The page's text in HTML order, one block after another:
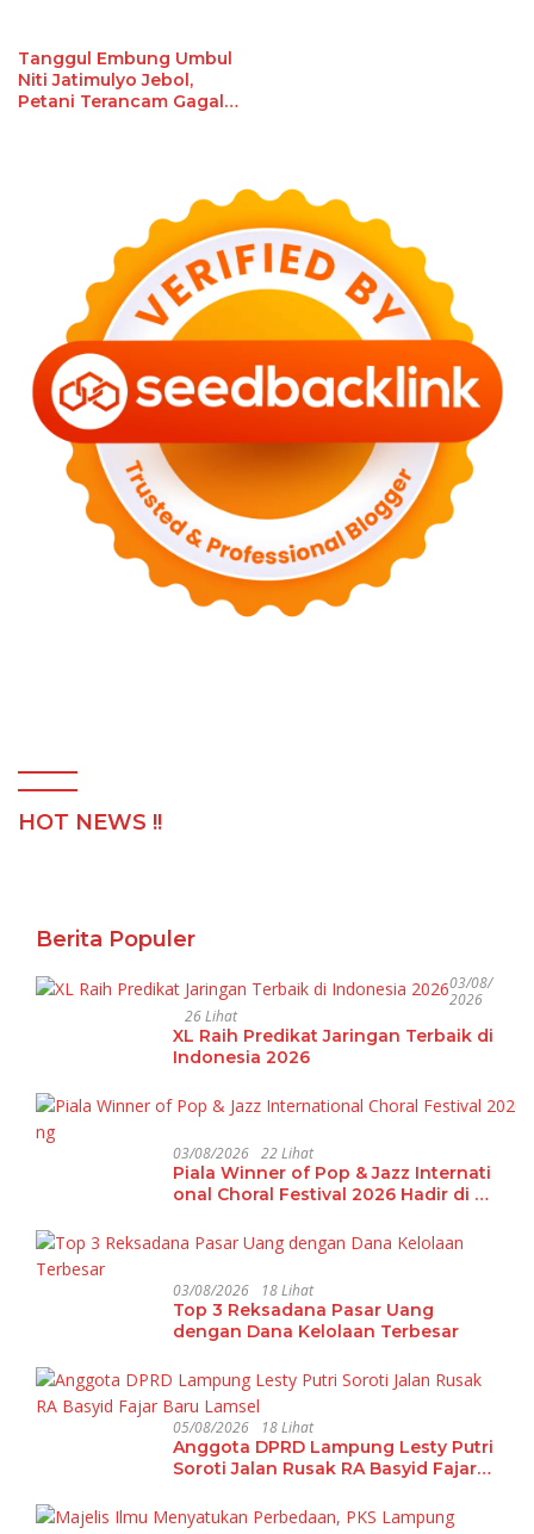
Tanggul Embung Umbul
Niti Jatimulyo Jebol,
Petani Terancam Gagal
HOT NEWS !!
Berita Populer
03/08/
2026
26 Lihat
XL Raih Predikat Jaringan Terbaik di
Indonesia 2026
03/08/2026 22 Lihat
Piala Winner of Pop & Jazz Internati
onal Choral Festival 2026 Hadir di La
03/08/2026 18 Lihat
Top 3 Reksadana Pasar Uang
dengan Dana Kelolaan Terbesar
05/08/2026 18 Lihat
Anggota DPRD Lampung Lesty Putri
Soroti Jalan Rusak RA Basyid Fajar